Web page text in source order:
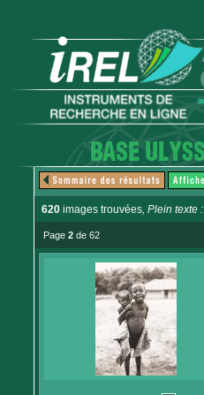
620 images trouvées, Plein texte :
Page 2 de 62